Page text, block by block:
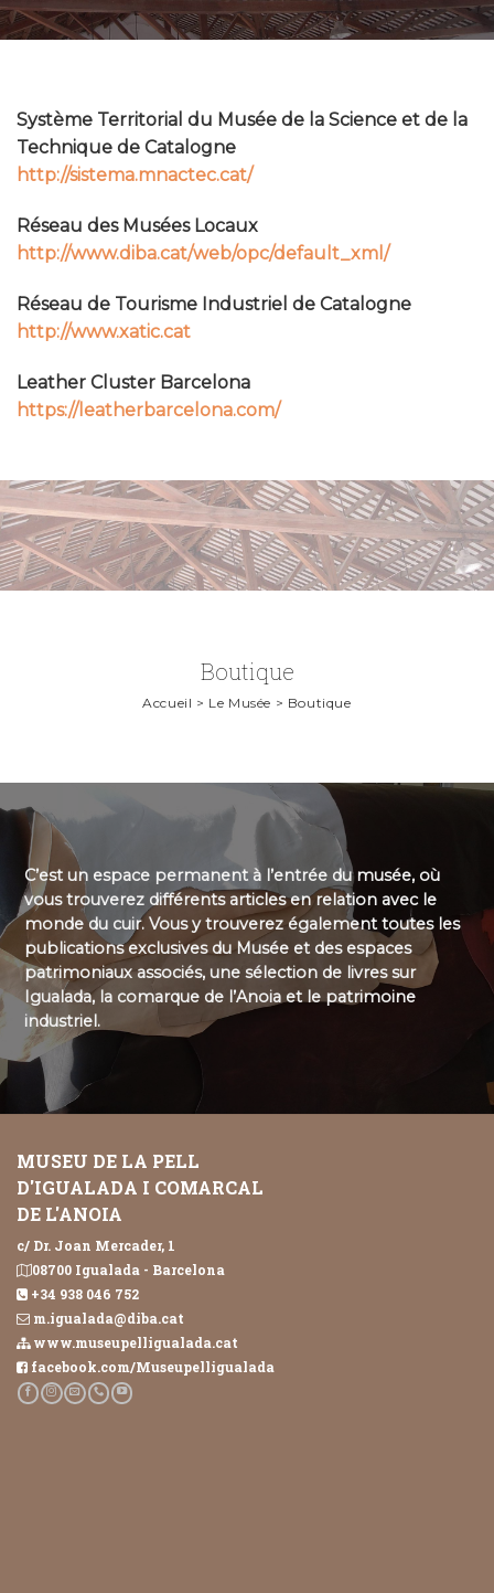
Système Territorial du Musée de la Science et de la
Technique de Catalogne
http://sistema.mnactec.cat/
Réseau des Musées Locaux
http://www.diba.cat/web/opc/default_xml/
Réseau de Tourisme Industriel de Catalogne
http://www.xatic.cat
Leather Cluster Barcelona
https://leatherbarcelona.com/
Boutique
Accueil > Le Musée > Boutique
C’est un espace permanent à l’entrée du musée, où
vous trouverez différents articles en relation avec le
monde du cuir. Vous y trouverez également toutes les
publications exclusives du Musée et des espaces
patrimoniaux associés, une sélection de livres sur
Igualada, la comarque de l’Anoia et le patrimoine
industriel.
MUSEU DE LA PELL
D'IGUALADA I COMARCAL
DE L'ANOIA
c/ Dr. Joan Mercader, 1
08700 Igualada - Barcelona
+34 938 046 752
m.igualada@diba.cat
www.museupelligualada.cat
facebook.com/Museupelligualada